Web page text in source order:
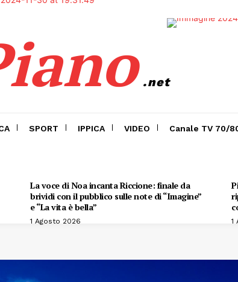
.net
SPORT IPPICA VIDEO Canale TV 70/
La voce di Noa incanta Riccione: finale da
brividi con il pubblico sulle note di “Imagine”
e “La vita è bella”
1 Agosto 2026 1